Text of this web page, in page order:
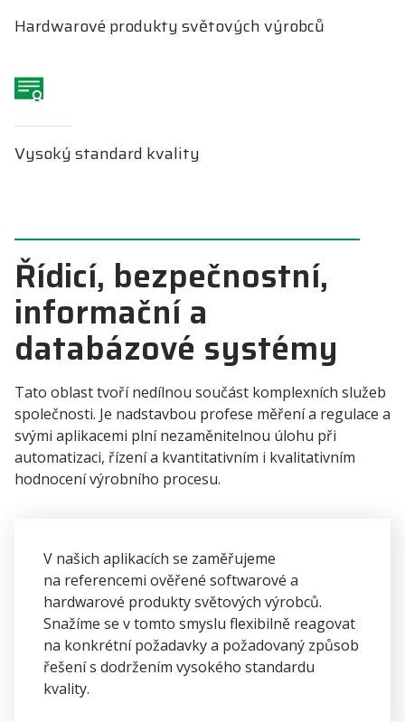
Hardwarové produkty světových výrobců
Vysoký standard kvality
Řídicí, bezpečnostní,
informační a
databázové systémy
Tato oblast tvoří nedílnou součást komplexních služeb
společnosti. Je nadstavbou profese měření a regulace a
svými aplikacemi plní nezaměnitelnou úlohu při
automatizaci, řízení a kvantitativním i kvalitativním
hodnocení výrobního procesu.
V našich aplikacích se zaměřujeme
na referencemi ověřené softwarové a
hardwarové produkty světových výrobců.
Snažíme se v tomto smyslu flexibilně reagovat
na konkrétní požadavky a požadovaný způsob
řešení s dodržením vysokého standardu
kvality.